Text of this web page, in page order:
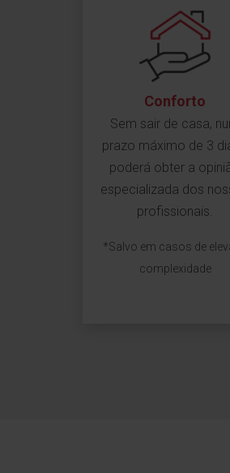
Conforto
Sem sair de casa,
prazo máximo de 3
poderá obter a
especializada dos
profissionais.
*Salvo em casos de
complexidade